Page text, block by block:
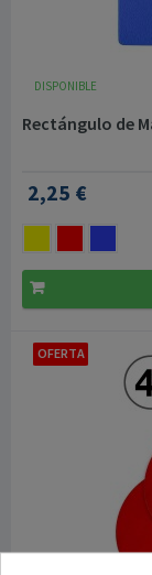
DISPONIBLE
Rectángulo de
2,25 €
OFERTA